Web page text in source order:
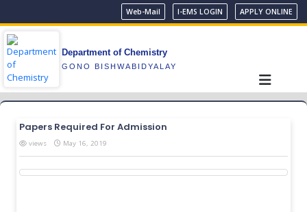
Web-Mail I-EMS LOGIN APPLY ONLINE
Department of Chemistry
GONO BISHWABIDYALAY
Papers Required For Admission
views May 16, 2019